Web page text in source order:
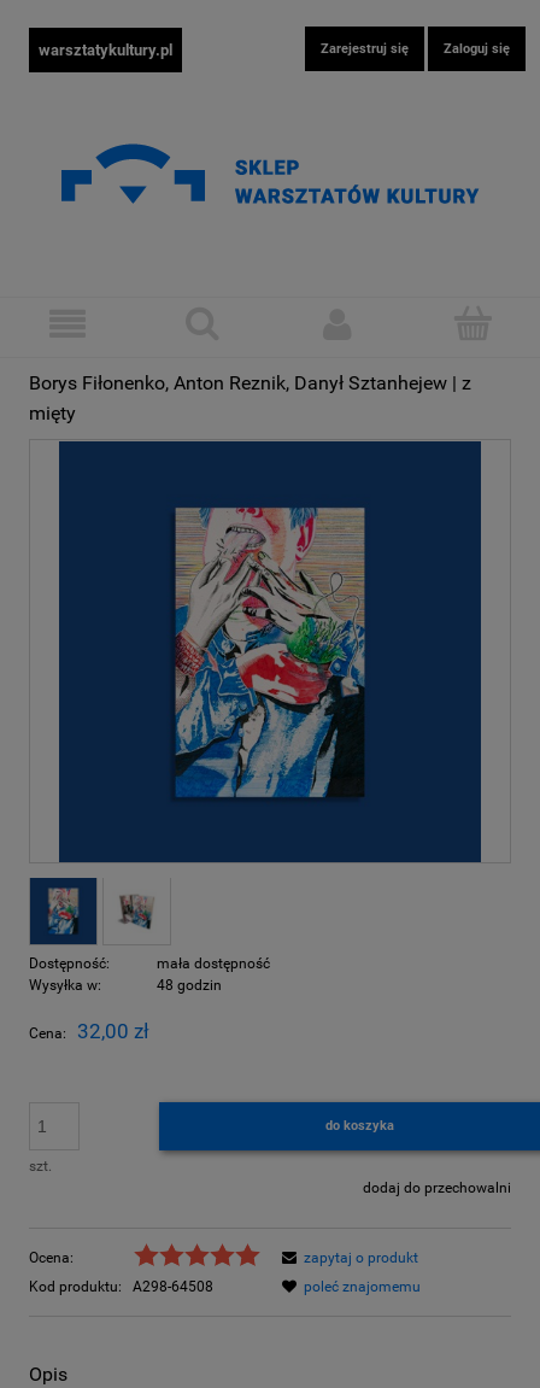
Zarejestruj się Zaloguj się
warsztatykultury.pl
Borys Fiłonenko, Anton Reznik, Danył Sztanhejew | z
mięty
Dostępność:
mała dostępność
Wysyłka w:
48 godzin
Cena: 32,00 zł
szt.
do koszyka
dodaj do przechowalni
Ocena:
Kod produktu:
A298-64508
zapytaj o produkt
poleć znajomemu
Opis